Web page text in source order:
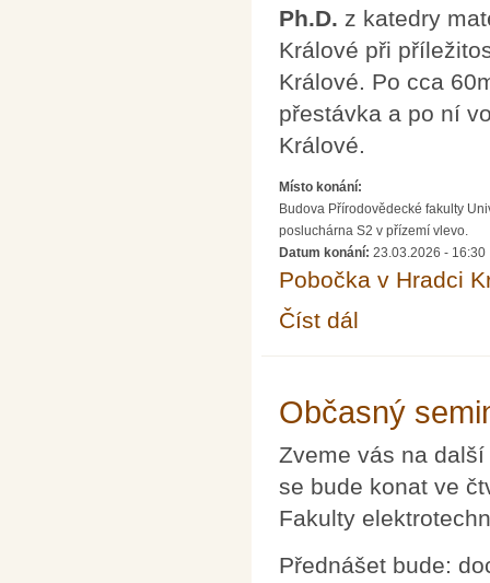
Ph.D. z katedry
Králové při
Králové. Po cca
přestávka a po ní
Králové.
Místo konání:
Budova Přírodovědecké fakulty
posluchárna S2 v přízemí vlevo.
Datum konání: 23.03.2026 - 16:30
Pobočka v Hradci
Číst dál
Občasný
Zveme vás na
se bude konat ve
Fakulty
Přednášet bude: